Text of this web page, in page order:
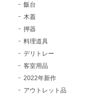
飯台
木蓋
押器
料理道具
デリトレー
客室用品
2022年新作
アウトレット品